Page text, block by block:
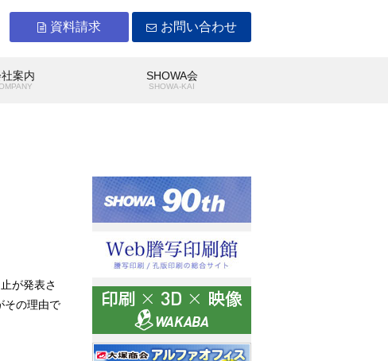
資料請求 お問い合わせ
案内
沿革
SHOWA会
SHOWA-KAI
が発表さ
その理由で